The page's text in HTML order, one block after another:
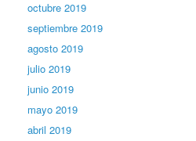
octubre 2019
septiembre 2019
agosto 2019
julio 2019
junio 2019
mayo 2019
abril 2019